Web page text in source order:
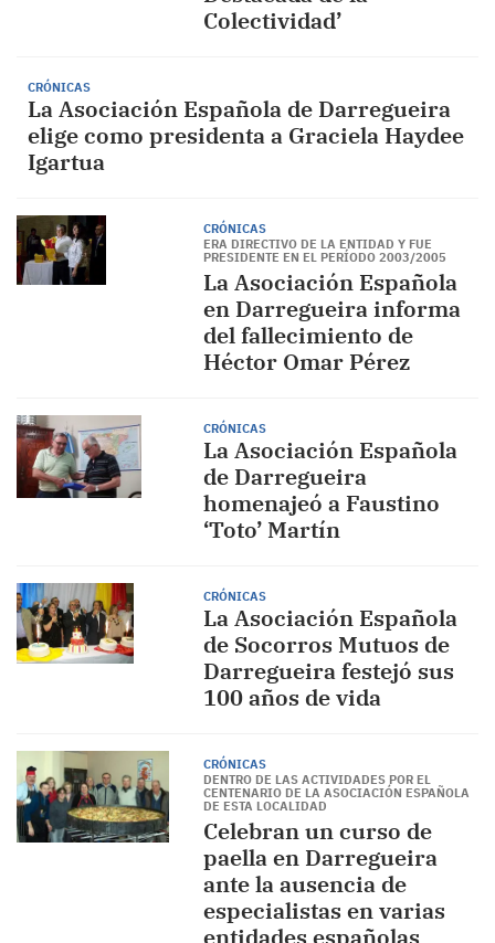
Colectividad’
CRÓNICAS
La Asociación Española de Darregueira
elige como presidenta a Graciela Haydee
Igartua
CRÓNICAS
ERA DIRECTIVO DE LA ENTIDAD Y FUE
PRESIDENTE EN EL PERÍODO 2003/2005
La Asociación Española
en Darregueira informa
del fallecimiento de
Héctor Omar Pérez
CRÓNICAS
La Asociación Española
de Darregueira
homenajeó a Faustino
‘Toto’ Martín
CRÓNICAS
La Asociación Española
de Socorros Mutuos de
Darregueira festejó sus
100 años de vida
CRÓNICAS
DENTRO DE LAS ACTIVIDADES POR EL
CENTENARIO DE LA ASOCIACIÓN ESPAÑOLA
DE ESTA LOCALIDAD
Celebran un curso de
paella en Darregueira
ante la ausencia de
especialistas en varias
entidades españolas